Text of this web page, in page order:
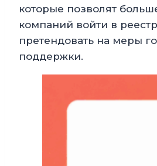
которые позволят
компаний войти в
претендовать на меры
поддержки.